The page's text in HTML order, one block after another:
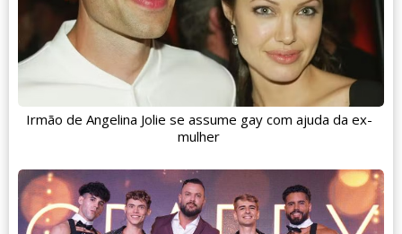
Irmão de Angelina Jolie se assume gay com ajuda da ex-
mulher